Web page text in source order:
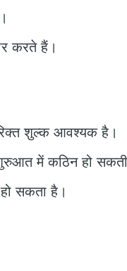
करते हैं।
शुल्क आवश्यक है।
में कठिन हो
सकता है।